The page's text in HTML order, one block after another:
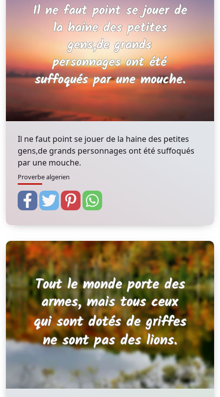
Il ne faut point se jouer de la haine des petites
gens,de grands personnages ont été suffoqués
par une mouche.
Proverbe algerien